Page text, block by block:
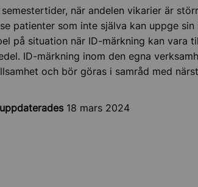
semestertider, när andelen vikarier är
patienter som inte själva kan uppge
på situation när ID-märkning kan vara
ID-märkning inom den egna
och bör göras i samråd med
18 mars 2024